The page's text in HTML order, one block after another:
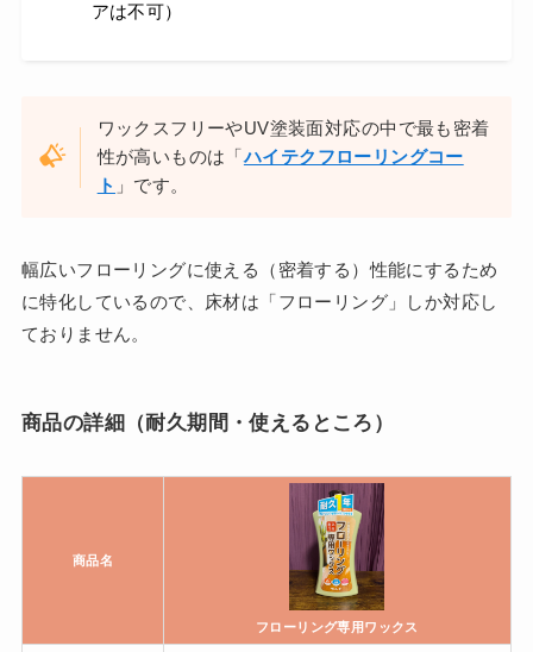
アは不可）
ワックスフリーやUV塗装面対応の中で最も密着
性が高いものは「ハイテクフローリングコー
ト 」です。
幅広いフローリングに使える（密着する）性能にするため
に特化しているので、床材は「フローリング」しか対応し
ておりません。
商品の詳細（耐久期間・使えるところ）
商品名
フローリング専用ワックス